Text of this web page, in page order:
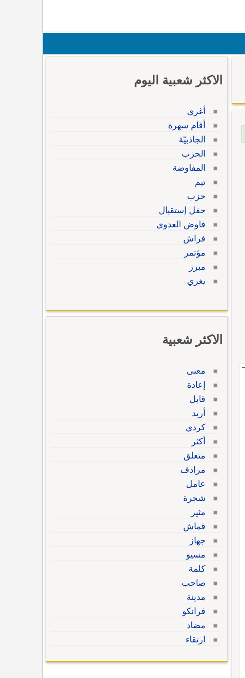
الاكثر شعبية اليوم
أغرى
أقام سهرة
الجاذبيّة
الحزب
المفاوضة
تيم
حزب
حفل إستقبال
فاوض العدوي
فراش
مؤتمر
مبرز
يغري
الاكثر شعبية
معنى
إعادة
قابل
أريد
كردي
أكثر
متعلق
مرادف
عامل
شجرة
مثير
قماش
جهاز
مسيو
كلمة
صاحب
مدينة
فرانكو
مضاد
ارتقاء